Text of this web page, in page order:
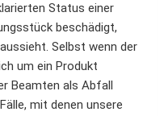
Status einer
beschädigt,
Selbst wenn der
um ein Produkt
Beamten als Abfall
mit denen unsere